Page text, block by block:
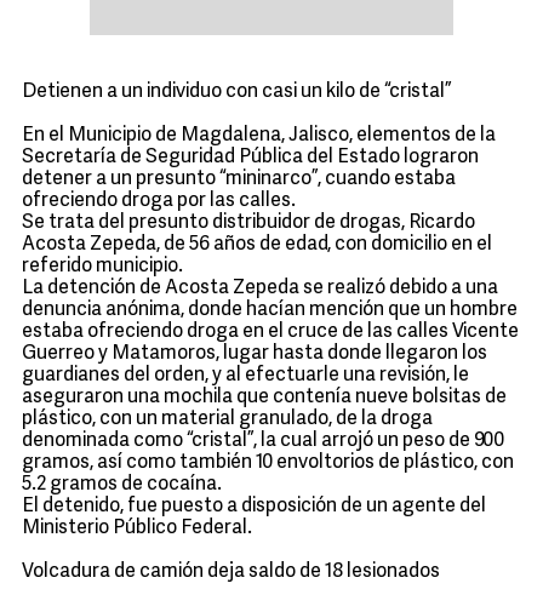
Detienen a un individuo con casi un kilo de “cristal”
En el Municipio de Magdalena, Jalisco, elementos de la
Secretaría de Seguridad Pública del Estado lograron
detener a un presunto “mininarco”, cuando estaba
ofreciendo droga por las calles.
Se trata del presunto distribuidor de drogas, Ricardo
Acosta Zepeda, de 56 años de edad, con domicilio en el
referido municipio.
La detención de Acosta Zepeda se realizó debido a una
denuncia anónima, donde hacían mención que un hombre
estaba ofreciendo droga en el cruce de las calles Vicente
Guerreo y Matamoros, lugar hasta donde llegaron los
guardianes del orden, y al efectuarle una revisión, le
aseguraron una mochila que contenía nueve bolsitas de
plástico, con un material granulado, de la droga
denominada como “cristal”, la cual arrojó un peso de 900
gramos, así como también 10 envoltorios de plástico, con
5.2 gramos de cocaína.
El detenido, fue puesto a disposición de un agente del
Ministerio Público Federal.
Volcadura de camión deja saldo de 18 lesionados